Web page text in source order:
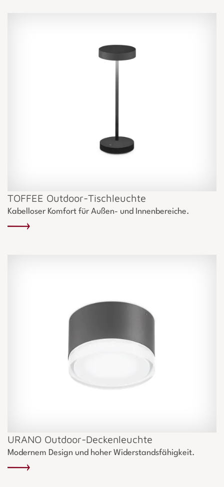
TOFFEE Outdoor-Tischleuchte
Kabelloser Komfort für Außen- und Innenbereiche.
URANO Outdoor-Deckenleuchte
Modernem Design und hoher Widerstandsfähigkeit.